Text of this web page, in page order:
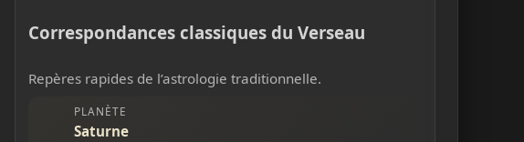
Correspondances classiques du Verseau
Repères rapides de l’astrologie traditionnelle.
PLANÈTE
Saturne